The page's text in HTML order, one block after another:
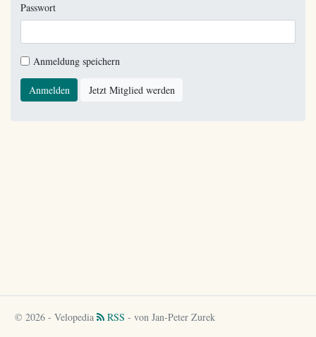
Passwort
Anmeldung speichern
Anmelden Jetzt Mitglied werden
© 2026 - Velopedia RSS - von Jan-Peter Zurek